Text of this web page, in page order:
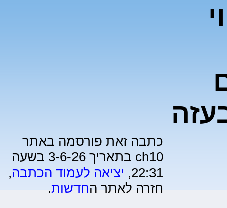
כתבה זאת פורסמה באתר
ch10 בתאריך 3-6-26 בשעה
22:31, יציאה לעמוד הכתבה,
חזרה לאתר החדשות.